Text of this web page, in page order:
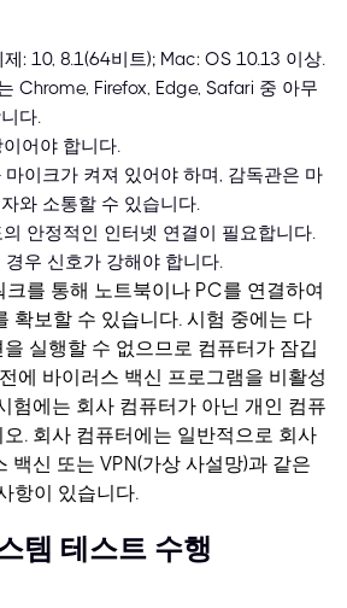
: 10, 8.1(64비트); Mac: OS 10.13 이상.
Chrome, Firefox, Edge, Safari 중 아무
다.
어야 합니다.
이크가 켜져 있어야 하며, 감독관은 마
와 소통할 수 있습니다.
안정적인 인터넷 연결이 필요합니다.
우 신호가 강해야 합니다.
크를 통해 노트북이나 PC를 연결하여
확보할 수 있습니다. 시험 중에는 다
실행할 수 없으므로 컴퓨터가 잠깁
에 바이러스 백신 프로그램을 비활성
험에는 회사 컴퓨터가 아닌 개인 컴퓨
. 회사 컴퓨터에는 일반적으로 회사
백신 또는 VPN(가상 사설망)과 같은
항이 있습니다.
템 테스트 수행